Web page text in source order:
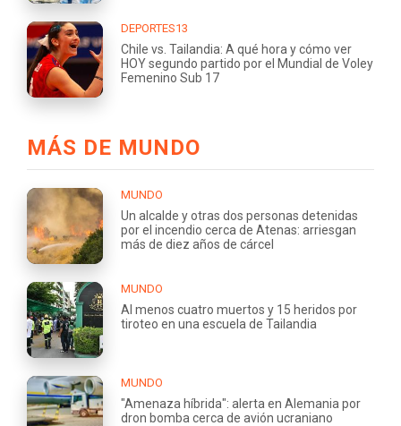
DEPORTES13
Chile vs. Tailandia: A qué hora y cómo ver
HOY segundo partido por el Mundial de Voley
Femenino Sub 17
MÁS DE MUNDO
MUNDO
Un alcalde y otras dos personas detenidas
por el incendio cerca de Atenas: arriesgan
más de diez años de cárcel
MUNDO
Al menos cuatro muertos y 15 heridos por
tiroteo en una escuela de Tailandia
MUNDO
"Amenaza híbrida": alerta en Alemania por
dron bomba cerca de avión ucraniano